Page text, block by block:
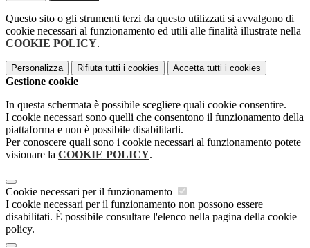
Questo sito o gli strumenti terzi da questo utilizzati si avvalgono di
cookie necessari al funzionamento ed utili alle finalità illustrate nella
COOKIE POLICY.
Personalizza Rifiuta tutti i cookies Accetta tutti i cookies
Gestione cookie
In questa schermata è possibile scegliere quali cookie consentire.
I cookie necessari sono quelli che consentono il funzionamento della
piattaforma e non è possibile disabilitarli.
Per conoscere quali sono i cookie necessari al funzionamento potete
visionare la COOKIE POLICY.
Cookie necessari per il funzionamento
I cookie necessari per il funzionamento non possono essere
disabilitati. È possibile consultare l'elenco nella pagina della cookie
policy.